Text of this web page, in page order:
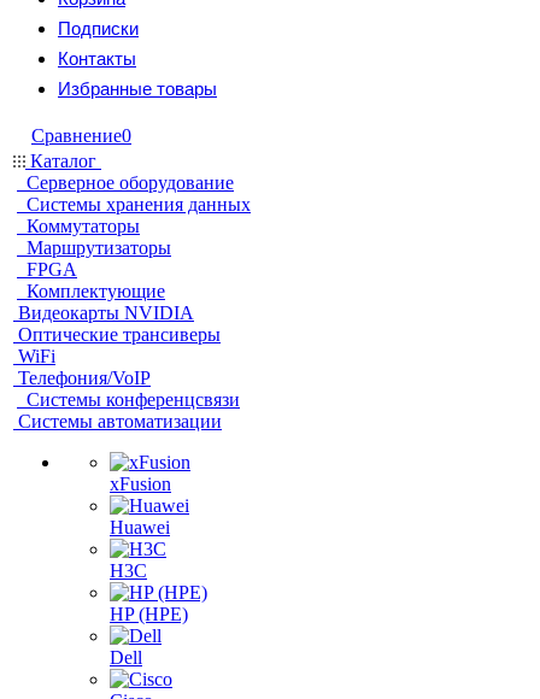
Подписки
Контакты
Избранные товары
Сравнение0
Каталог
Серверное оборудование
Системы хранения данных
Коммутаторы
Маршрутизаторы
FPGA
Комплектующие
Видеокарты NVIDIA
Оптические трансиверы
WiFi
Телефония/VoIP
Системы конференцсвязи
Системы автоматизации
xFusion
Huawei
H3C
HP (HPE)
Dell